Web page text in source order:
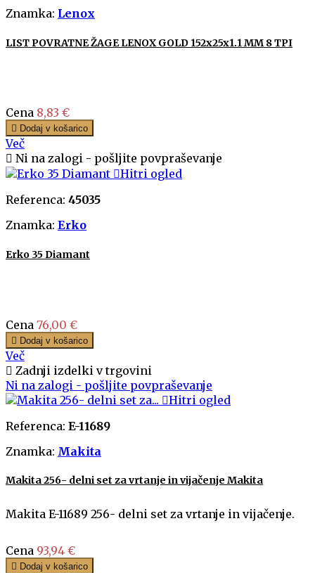
Znamka: Lenox
LIST POVRATNE ŽAGE LENOX GOLD 152x25x1.1 MM 8 TPI
Cena 8,83 €
 Dodaj v košarico
Več
 Ni na zalogi - pošljite povpraševanje
Hitri ogled
Referenca: 45035
Znamka: Erko
Erko 35 Diamant
Cena 76,00 €
 Dodaj v košarico
Več
 Zadnji izdelki v trgovini
Ni na zalogi - pošljite povpraševanje
Hitri ogled
Referenca: E-11689
Znamka: Makita
Makita 256- delni set za vrtanje in vijačenje Makita
Makita E-11689 256- delni set za vrtanje in vijačenje.
Cena 93,94 €
 Dodaj v košarico